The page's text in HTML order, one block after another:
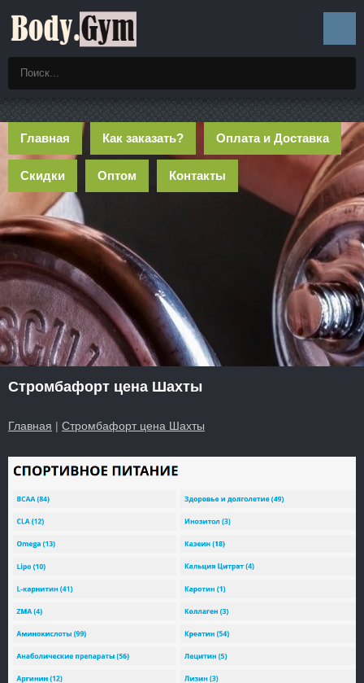
Главная Как заказать? Оплата и Доставка
Скидки Оптом Контакты
Стромбафорт цена Шахты
Главная | Стромбафорт цена Шахты